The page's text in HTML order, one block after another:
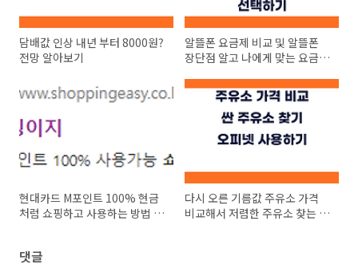
담배값 인상 내년 부터 8000원?
전망 알아보기
알뜰폰 요금제 비교 및 알뜰폰
장단점 알고 나에게 맞는 요금제
현대카드 M포인트 100% 현금
처럼 쇼핑하고 사용하는 방법 사
다시 오른 기름값 주유소 가격
비교해서 저렴한 주유소 찾는 방
댓글